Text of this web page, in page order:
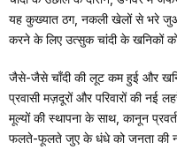
यह कुख्यात ठग, नकली खेलों से भरे
करने के लिए उत्सुक चांदी के खनिकों को
जैसे-जैसे चाँदी की लूट कम हुई और
प्रवासी मज़दूरों और परिवारों की नई
मूल्यों की स्थापना के साथ, कानून
फलते-फूलते जुए के धंधे को जनता की